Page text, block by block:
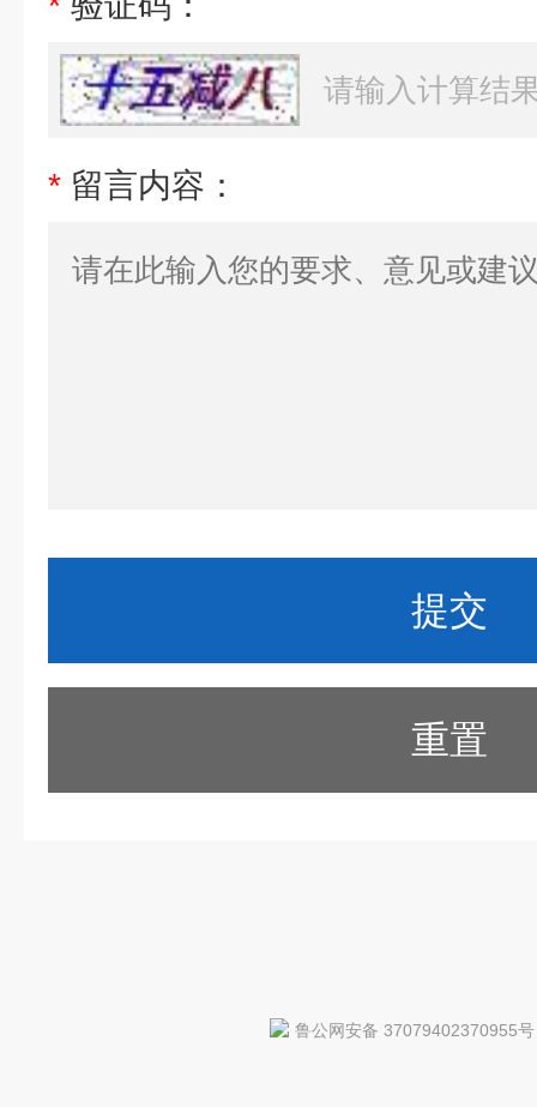
* 留言内容：
重置
鲁公网安备 37079402370955号